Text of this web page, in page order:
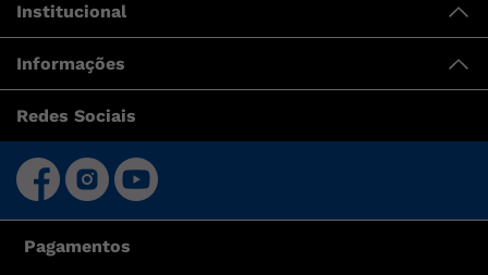
Institucional
Informações
Redes Sociais
Pagamentos